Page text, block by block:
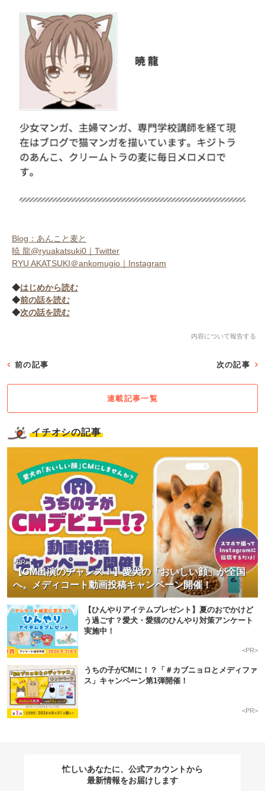
Blog：あんこと麦と
暁 龍@ryuakatsuki0｜Twitter
RYU AKATSUKI＠ankomugio｜Instagram
◆はじめから読む
◆前の話を読む
◆次の話を読む
内容について報告する
前の記事 次の記事
連載記事一覧
イチオシの記事
【CM出演のチャンス！】愛犬の「おいしい顔」が全国
へ。メディコート動画投稿キャンペーン開催！
<PR>
【ひんやりアイテムプレゼント】夏のおでかけど
う過ごす？愛犬・愛猫のひんやり対策アンケート
実施中！
<PR>
うちの子がCMに！？「＃カブニョロとメディファ
ス」キャンペーン第1弾開催！
<PR>
忙しいあなたに、公式アカウントから
最新情報をお届けします